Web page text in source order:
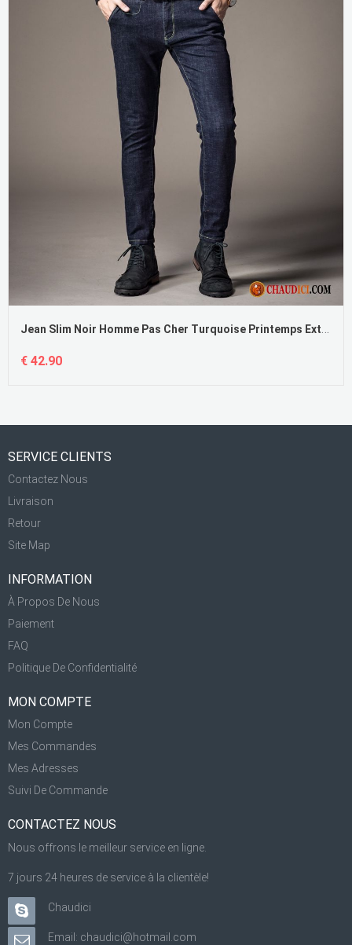
Jean Slim Noir Homme Pas Cher Turquoise Printemps Extensible Longue Tendance Pantalon
€ 42.90
SERVICE CLIENTS
Contactez Nous
Livraison
Retour
Site Map
INFORMATION
À Propos De Nous
Paiement
FAQ
Politique De Confidentialité
MON COMPTE
Mon Compte
Mes Commandes
Mes Adresses
Suivi De Commande
CONTACTEZ NOUS
Nous offrons le meilleur service en ligne.
7 jours 24 heures de service à la clientèle!
Chaudici
Email: chaudici@hotmail.com